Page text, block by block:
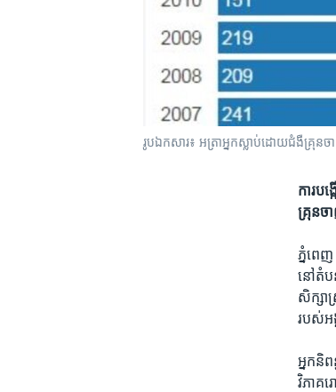
រូបឯកសារ៖​ អត្រា​អ្នក​ស្លាប់​ដោយ​ជំងឺ​គ្រុន
ការ​ប
គ្រុនច
ភ្នំពេ
នៅ​តំប
សិក្សា​
របស់​អ
អ្នកនិ
វិភាគ​